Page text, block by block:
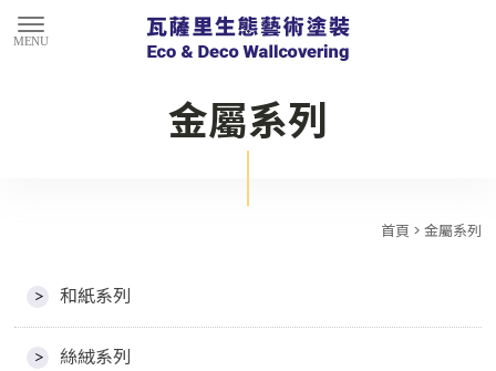
金屬系列
首頁 > 金屬系列
和紙系列
絲絨系列